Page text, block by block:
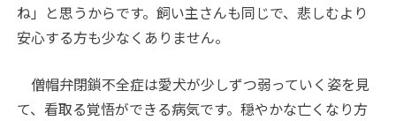
ね」と思うからです。飼い主さんも同じで、悲しむより
安心する方も少なくありません。
僧帽弁閉鎖不全症は愛犬が少しずつ弱っていく姿を見
て、看取る覚悟ができる病気です。穏やかな亡くなり方